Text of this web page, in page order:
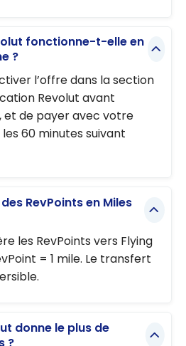
fonctionne-t-elle en
?
l’offre dans la section
Revolut avant
et de payer avec votre
60 minutes suivant
RevPoints en Miles
les RevPoints vers Flying
= 1 mile. Le transfert
donne le plus de
?